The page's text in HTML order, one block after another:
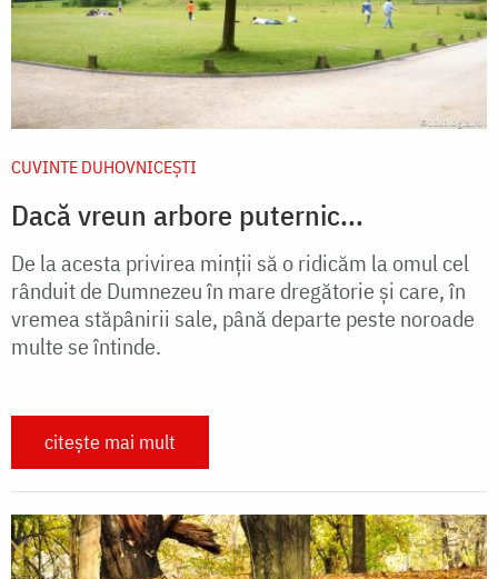
CUVINTE DUHOVNICEȘTI
Dacă vreun arbore puternic...
De la acesta privirea minţii să o ridicăm la omul cel
rânduit de Dumnezeu în mare dregătorie şi care, în
vremea stăpânirii sale, până departe peste noroade
multe se întinde.
citește mai mult